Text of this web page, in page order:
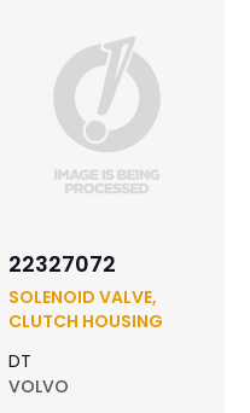
22327072
SOLENOID VALVE,
CLUTCH HOUSING
DT
VOLVO